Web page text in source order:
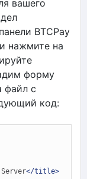
вашего
BTCPay
нажмите на
форму
файл с
код:
Server</title>